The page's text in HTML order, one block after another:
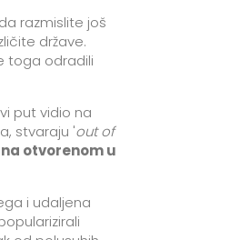
razmislite još
države.
toga odradili
put vidio na
stvaraju 'out of
otvorenom u
i udaljena